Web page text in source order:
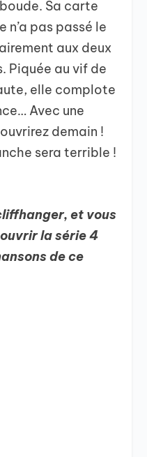
Sa carte
n’a pas passé le
aux deux
Piquée au vif de
elle complote
Avec une
demain !
sera terrible !
et vous
la série 4
de ce